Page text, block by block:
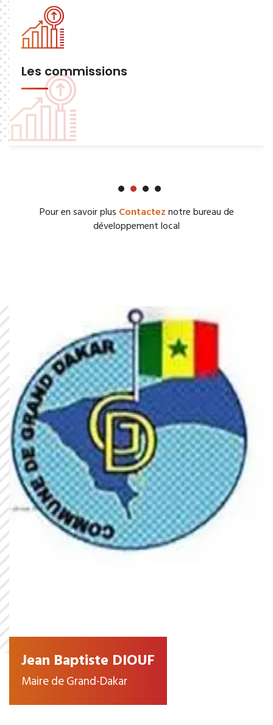
Les commissions
Pour en savoir plus Contacteznotre bureau de
développement local
Jean Baptiste DIOUF
Maire de Grand-Dakar